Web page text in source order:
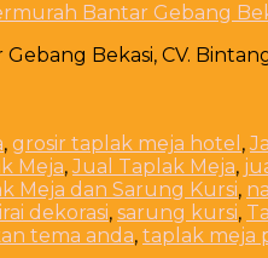
Bantar Gebang
Bekasi, CV.
, grosir taplak meja hotel ,
Meja,Jual Taplak Meja,
Meja dan Sarung Kursi,
dekorasi, sarung kursi,
tema anda, taplak meja